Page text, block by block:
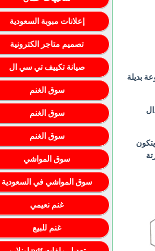
بديلة
إعلانات مبوبة السعودية
تصميم متاجر الكترونية
صيانة تكييف تي سي ال
سوق الغنم
سوق الغنم
سوق الغنم
سوق المواشي
سوق المواشي في السعودية
غنم نعيمي
غنم للبيع